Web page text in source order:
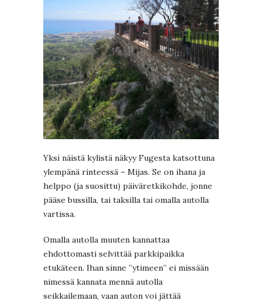
Yksi näistä kylistä näkyy Fugesta katsottuna
ylempänä rinteessä – Mijas. Se on ihana ja
helppo (ja suosittu) päiväretkikohde, jonne
pääse bussilla, tai taksilla tai omalla autolla
vartissa.
Omalla autolla muuten kannattaa
ehdottomasti selvittää parkkipaikka
etukäteen. Ihan sinne ”ytimeen” ei missään
nimessä kannata mennä autolla
seikkailemaan, vaan auton voi jättää